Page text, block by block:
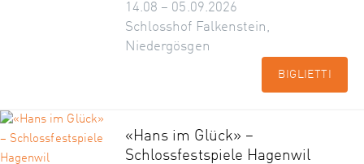
14.08 – 05.09.2026
Schlosshof Falkenstein,
Niedergösgen
BIGLIETTI
«Hans im Glück» –
Schlossfestspiele Hagenwil